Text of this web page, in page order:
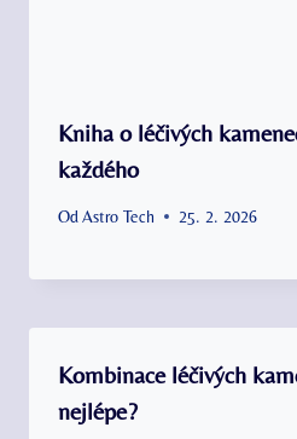
Kniha o léčivých
každého
Od Astro Tech 25. 2. 2026
Kombinace léčivých
nejlépe?